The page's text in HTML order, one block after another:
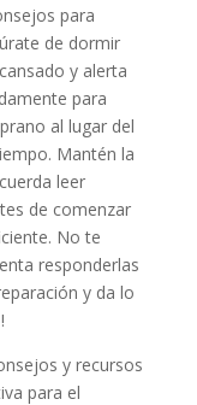
para
de dormir
y alerta
para
al lugar del
Mantén la
leer
de comenzar
No te
responderlas
y da lo
y recursos
para el